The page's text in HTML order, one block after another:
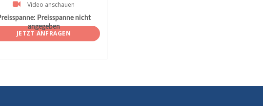
Video anschauen
Preisspanne nicht
angegeben
JETZT ANFRAGEN